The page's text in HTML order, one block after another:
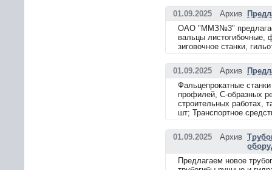
01.09.2025 Архив
ОАО "ММЗ№3"
вальцы листогибочные,
зиговочное станки,
01.09.2025 Архив
Фальцепрокатные
профилей, С-образных
строительных работах,
шт; Транспортное
01.09.2025 Архив
Предлагаем новое